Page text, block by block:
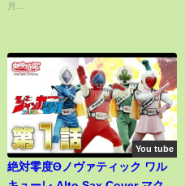
月...
You tube
絶対零度Θノヴァティック ワル